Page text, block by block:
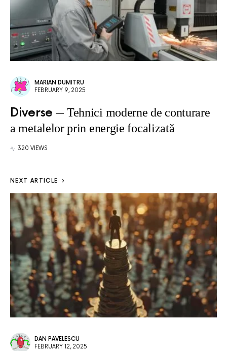
MARIAN DUMITRU
FEBRUARY 9, 2025
Diverse
Tehnici moderne de conturare
a metalelor prin energie focalizată
320 VIEWS
NEXT ARTICLE
DAN PAVELESCU
FEBRUARY 12, 2025